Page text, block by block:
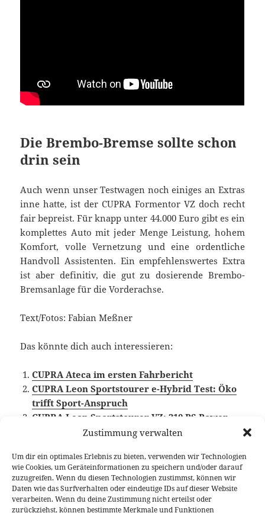
Zustimmung verwalten
Um dir ein optimales Erlebnis zu bieten, verwenden wir Technologien
wie Cookies, um Geräteinformationen zu speichern und/oder darauf
zuzugreifen. Wenn du diesen Technologien zustimmst, können wir
Daten wie das Surfverhalten oder eindeutige IDs auf dieser Website
verarbeiten. Wenn du deine Zustimmung nicht erteilst oder
zurückziehst, können bestimmte Merkmale und Funktionen
Die Brembo-Bremse sollte schon
drin sein
Auch wenn unser Testwagen noch einiges an Extras
inne hatte, ist der CUPRA Formentor VZ doch recht
fair bepreist. Für knapp unter 44.000 Euro gibt es ein
komplettes Auto mit jeder Menge Leistung, hohem
Komfort, volle Vernetzung und eine ordentliche
Handvoll Assistenten. Ein empfehlenswertes Extra
ist aber definitiv, die gut zu dosierende Brembo-
Bremsanlage für die Vorderachse.
Text/Fotos: Fabian Meßner
Das könnte dich auch interessieren:
CUPRA Ateca im ersten Fahrbericht
CUPRA Leon Sportstourer e-Hybrid Test: Öko
trifft Sport-Anspruch
CUPRA Leon Sportstourer VZ: 310 PS Power-
Kombi Test
Veröffentlicht
am
12. Oktober 2020 Autor
Fabian Meßner Kategorien
Fahrberichte
CUPRA,Video Fahrbericht